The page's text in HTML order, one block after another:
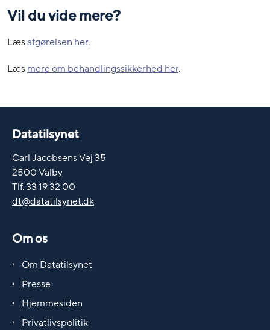
Vil du vide mere?
Læsafgørelsen her.
Læsmere om behandlingssikkerhed her.
Datatilsynet
Carl Jacobsens Vej 35
2500 Valby
Tlf. 33 19 32 00
dt@datatilsynet.dk
Om os
Om Datatilsynet
Presse
Hjemmesiden
Privatlivspolitik